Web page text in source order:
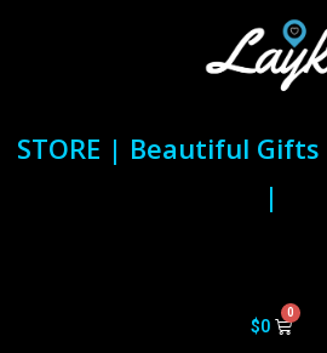
STORE | Beautiful
|
$0